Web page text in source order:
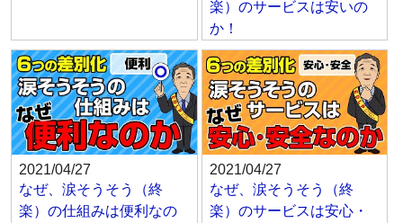
楽）のサービスは安いの
か！
2021/04/27
なぜ、涙そうそう（終
楽）の仕組みは便利なの
2021/04/27
なぜ、涙そうそう（終
楽）のサービスは安心・